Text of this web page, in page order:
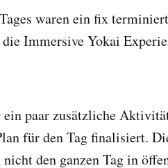
waren ein fix
Immersive Yokai
paar zusätzliche
für den Tag finalisiert.
nicht den ganzen Tag in